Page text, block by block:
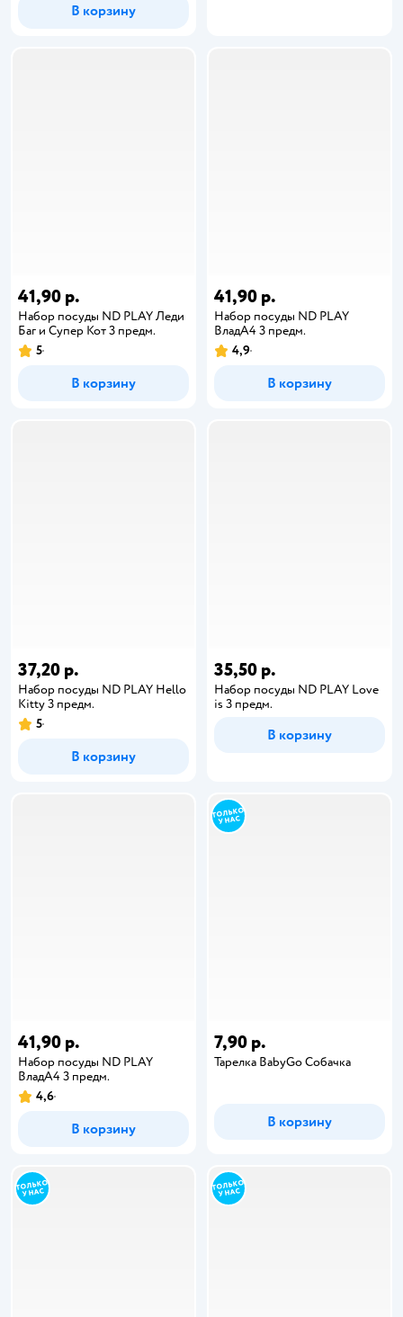
В корзину
41,90 р.
Набор посуды ND PLAY Леди
Баг и Супер Кот 3 предм.
5
В корзину
41,90 р.
Набор посуды ND PLAY
ВладА4 3 предм.
4,9
В корзину
37,20 р.
Набор посуды ND PLAY Hello
Kitty 3 предм.
5
В корзину
35,50 р.
Набор посуды ND PLAY Love
is 3 предм.
В корзину
41,90 р.
Набор посуды ND PLAY
ВладА4 3 предм.
4,6
В корзину
7,90 р.
Тарелка BabyGo Собачка
В корзину